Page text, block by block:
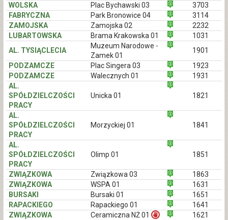
WOLSKA
Plac Bychawski 03
3703
FABRYCZNA
Park Bronowice 04
3114
ZAMOJSKA
Zamojska 02
2232
LUBARTOWSKA
Brama Krakowska 01
1031
AL. TYSIĄCLECIA
Muzeum Narodowe -
Zamek 01
1901
PODZAMCZE
Plac Singera 03
1923
PODZAMCZE
Walecznych 01
1931
AL.
SPÓŁDZIELCZOŚCI
PRACY
Unicka 01 1821
AL.
SPÓŁDZIELCZOŚCI
PRACY
Morzyckiej 01 1841
AL.
SPÓŁDZIELCZOŚCI
PRACY
Olimp 01 1851
ZWIĄZKOWA Związkowa 03
1863
ZWIĄZKOWA
WSPA 01
1631
BURSAKI
Bursaki 01
1651
RAPACKIEGO
Rapackiego 01
1641
ZWIĄZKOWA
Ceramiczna NŻ 01
1621